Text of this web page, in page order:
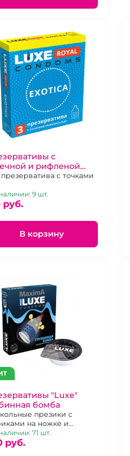
с
и рифленой
"Luxe"
с точками
9 шт.
pуб.
В корзину
"Luxe"
бомба
презики с
на ножке и
71 шт.
pуб.